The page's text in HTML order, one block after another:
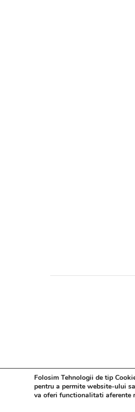
Folosim Tehnologii de tip
pentru a permite website-ului
va oferi functionalitati aferente